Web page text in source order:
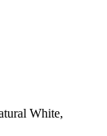
White,